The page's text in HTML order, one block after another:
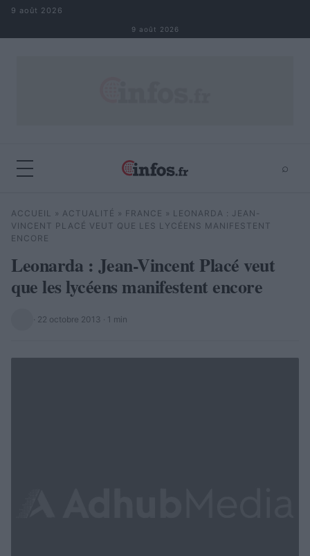
Aller au contenu
9 août 2026
9 août 2026
⌕
Rechercher
ACCUEIL » ACTUALITÉ » FRANCE » LEONARDA : JEAN-
VINCENT PLACÉ VEUT QUE LES LYCÉENS MANIFESTENT
ENCORE
Leonarda : Jean-Vincent Placé veut
que les lycéens manifestent encore
· 22 octobre 2013 · 1 min